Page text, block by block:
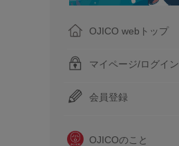
OJICO webトップ
マイページ/ログイン
会員登録
OJICOのこと